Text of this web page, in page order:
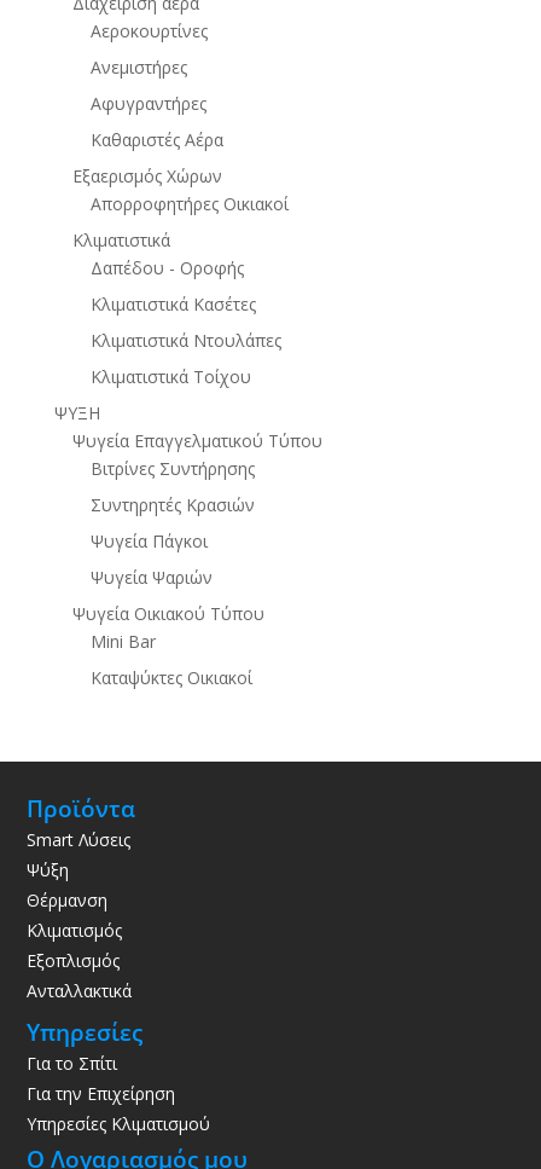
Αεροκουρτίνες
Ανεμιστήρες
Αφυγραντήρες
Καθαριστές Αέρα
Εξαερισμός Χώρων
Απορροφητήρες Οικιακοί
Κλιματιστικά
Δαπέδου - Οροφής
Κλιματιστικά Κασέτες
Κλιματιστικά Ντουλάπες
Κλιματιστικά Τοίχου
ΨΥΞΗ
Ψυγεία Επαγγελματικού Τύπου
Βιτρίνες Συντήρησης
Συντηρητές Κρασιών
Ψυγεία Πάγκοι
Ψυγεία Ψαριών
Ψυγεία Οικιακού Τύπου
Mini Bar
Καταψύκτες Οικιακοί
Προϊόντα
Smart Λύσεις
Ψύξη
Θέρμανση
Κλιματισμός
Εξοπλισμός
Ανταλλακτικά
Υπηρεσίες
Για το Σπίτι
Για την Επιχείρηση
Υπηρεσίες Κλιματισμού
Ο Λογαριασμός μου